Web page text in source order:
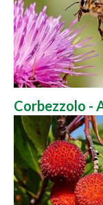
Corbezzolo -